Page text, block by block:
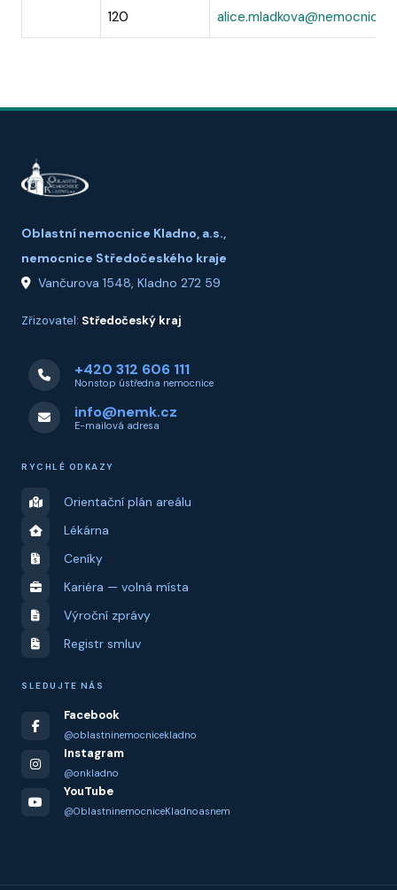
120
Oblastní nemocnice Kladno, a.s.,
nemocnice Středočeského kraje
Vančurova 1548, Kladno 272 59
Zřizovatel: Středočeský kraj
+420 312 606 111
Nonstop ústředna nemocnice
info@nemk.cz
E-mailová adresa
RYCHLÉ ODKAZY
Orientační plán areálu
Lékárna
Ceníky
Kariéra — volná místa
Výroční zprávy
Registr smluv
SLEDUJTE NÁS
Facebook
@oblastninemocnicekladno
Instagram
@onkladno
YouTube
@OblastninemocniceKladnoasnem